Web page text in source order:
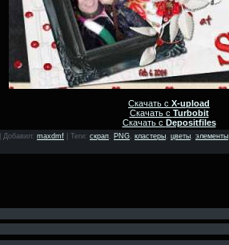
Скачать с X-upload
Скачать с Turbobit
Скачать с Depositfiles
Добавил: maxdmf Теги: скрап PNG кластеры цветы элементы